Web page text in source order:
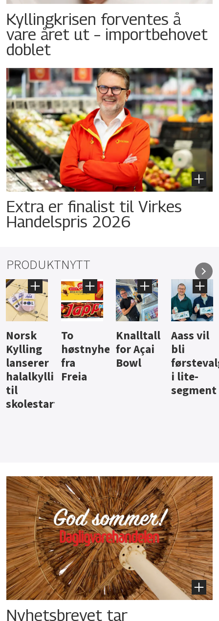
Kyllingkrisen forventes å
vare året ut – importbehovet
doblet
Extra er finalist til Virkes
Handelspris 2026
PRODUKTNYTT
Knalltall
for Açai
Bowl
Aass vil
bli
førstevalg
i lite-
Brus og
jus fra
Berentsen
Hard
iste fra
Hansa
Nyhetsbrevet tar